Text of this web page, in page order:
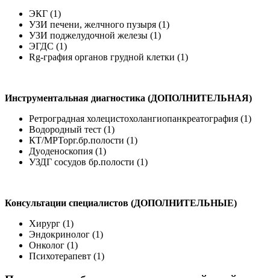
ЭКГ (1)
УЗИ печени, желчного пузыря (1)
УЗИ поджелудочной железы (1)
ЭГДС (1)
Rg-графия органов грудной клетки (1)
Инструментальная диагностика (ДОПОЛНИТЕЛЬНАЯ)
Ретроградная холецистохолангиопанкреатография (1)
Водородный тест (1)
КТ/МРТорг.бр.полости (1)
Дуоденоскопия (1)
УЗДГ сосудов бр.полости (1)
Консультации специалистов (ДОПОЛНИТЕЛЬНЫЕ)
Хирург (1)
Эндокринолог (1)
Онколог (1)
Психотерапевт (1)